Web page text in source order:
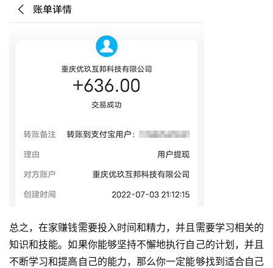
总之，在家赚钱需要投入时间和精力，并且需要学习相关的
知识和技能。如果你能够坚持不懈地执行自己的计划，并且
不断学习和提高自己的能力，那么你一定能够找到适合自己